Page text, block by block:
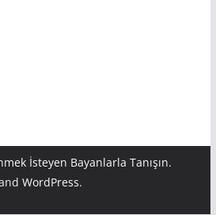
İsteyen Bayanlarla Tanışın.
WordPress.